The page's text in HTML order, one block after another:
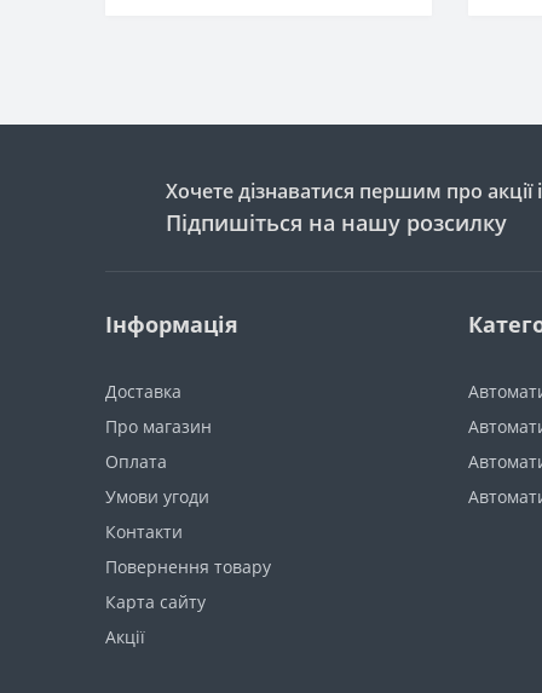
Хочете дізнаватися першим про акції
Підпишіться на нашу розсилку
Інформація
Доставка
Про магазин
Оплата
Умови угоди
Контакти
Повернення товару
Карта сайту
Акції